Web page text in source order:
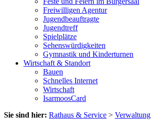
Freiwilligen Agentur
Jugendbeauftragte
Jugendtreff
Spielplätze
Sehenswürdigkeiten
Gymnastik und Kinderturnen
Wirtschaft & Standort
Bauen
Schnelles Internet
Wirtschaft
IsarmoosCard
Sie sind hier: Rathaus & Service > Verwaltung